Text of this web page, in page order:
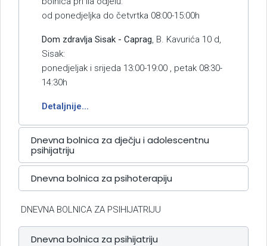
od ponedjeljka do četvrtka 08:00-15:00h
Dom zdravlja Sisak - Caprag, B. Kavurića 10 d,
Sisak:
ponedjeljak i srijeda 13:00-19:00 , petak 08:30-
14:30h
Detaljnije...
Dnevna bolnica za dječju i adolescentnu
psihijatriju
Dnevna bolnica za psihoterapiju
DNEVNA BOLNICA ZA PSIHIJATRIJU
Dnevna bolnica za psihijatriju